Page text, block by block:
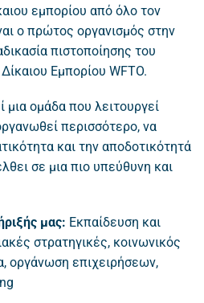
εμπορίου από όλο τον
ο πρώτος οργανισμός στην
πιστοποίησης του
Εμπορίου WFTO.
μια ομάδα που λειτουργεί
περισσότερο, να
και την αποδοτικότητά
σε μια πιο υπεύθυνη και
μας: Εκπαίδευση και
στρατηγικές, κοινωνικός
οργάνωση επιχειρήσεων,